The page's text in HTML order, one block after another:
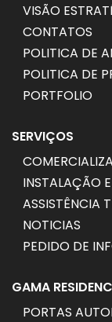
VISÃO
CONTATOS
POLITICA DE
POLITICA DE
PORTFOLIO
SERVIÇOS
INSTALAÇÃO
ASSISTÊNCIA
NOTICIAS
PEDIDO DE
GAMA
PORTAS